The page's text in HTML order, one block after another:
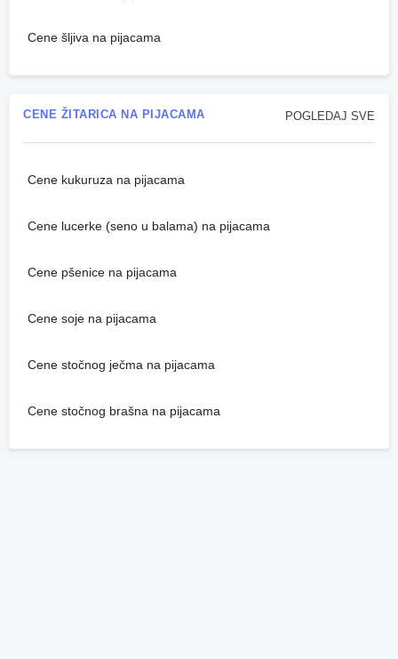
Cene šljiva na pijacama
POGLEDAJ SVE
CENE ŽITARICA NA PIJACAMA
Cene kukuruza na pijacama
Cene lucerke (seno u balama) na pijacama
Cene pšenice na pijacama
Cene soje na pijacama
Cene stočnog ječma na pijacama
Cene stočnog brašna na pijacama